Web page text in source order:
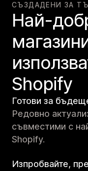
СЪЗДАДЕНИ ЗА
Най-
Shopify
Готови за
Редовно
съвместими с
Shopify.
Изпробвайте,